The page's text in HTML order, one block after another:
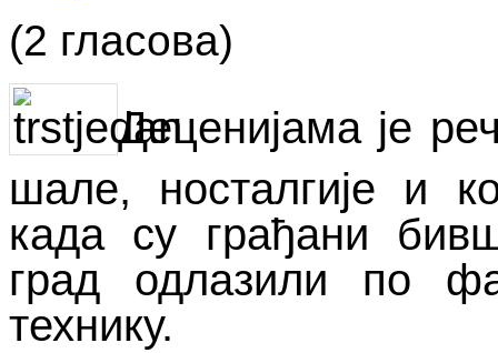
(2 гласова)
Деценијама је
шале, носталгије и
када су грађани
град одлазили по
технику.